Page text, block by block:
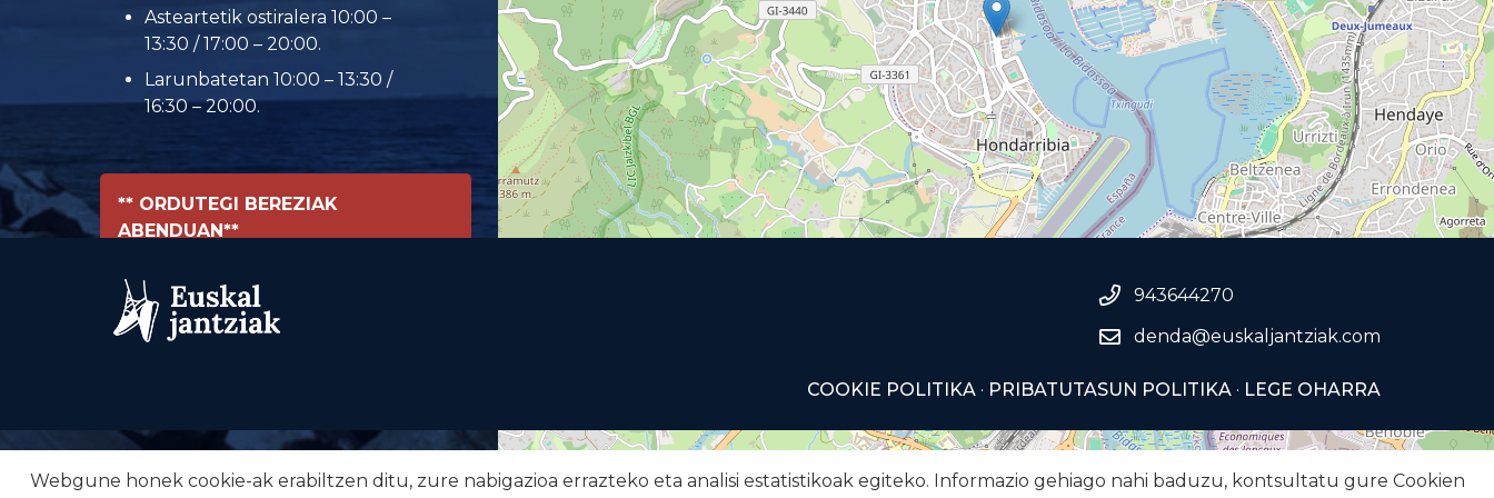
Asteartetik ostiralera 10:00 –
13:30 / 17:00 – 20:00.
Larunbatetan 10:00 – 13:30 /
16:30 – 20:00.
** ORDUTEGI BEREZIAK
ABENDUAN**
OpenStreetMap
943644270
denda@euskaljantziak.com
COOKIE POLITIKA · PRIBATUTASUN POLITIKA · LEGE OHARRA
Webgune honek cookie-ak erabiltzen ditu, zure nabigazioa errazteko eta analisi estatistikoak egiteko. Informazio gehiago nahi baduzu, kontsultatu gure Cookien